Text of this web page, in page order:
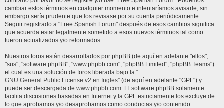
cambiar estos términos en cualquier momento e intentaríamos avisarle, sin
embargo sería prudente que los revisase por su cuenta periódicamente.
Seguir registrado a "Free Spanish Forum" después de esos cambios significa
que acuerda estar legalmente sometido a esos nuevos términos tal como
fueron actualizados y/o reformados.
Nuestros foros están desarrollados por phpBB (de aquí en adelante "ellos",
"sus", "software phpBB", "www.phpbb.com", "phpBB Limited", "phpBB Teams")
el cual es una solución de foros liberada bajo la “
GNU General Public License v2 en Ingles” (de aquí en adelante "GPL") y
puede ser descargada de www.phpbb.com. El software phpBB solamente
facilita discusiones basadas en Internet y la GPL estrictamente los excluye de
lo que aprobamos y/o desaprobamos como conductas y/o contenido